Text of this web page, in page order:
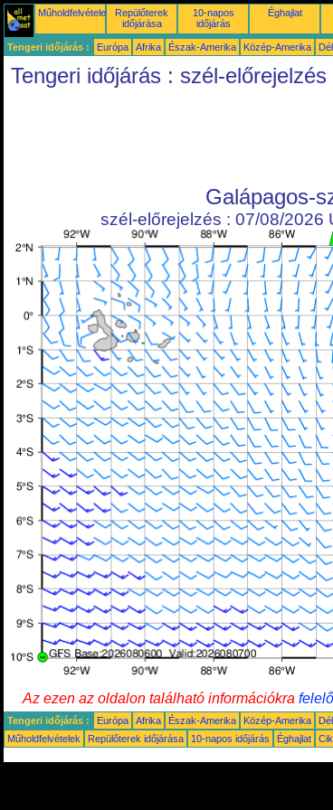
Műholdfelvételek
Repülőterek
időjárása
10-napos
időjárás
Éghajlat
Tengeri időjárás : Európa Afrika Észak-Amerika Közép-Amerika
Tengeri időjárás : szél-előrejelzés
Galápagos-
szél-előrejelzés : 07/08/2026
Az ezen az oldalon található információkra
Tengeri időjárás : Európa Afrika Észak-Amerika Közép-Amerika
Műholdfelvételek
Repülőterek időjárása 10-napos időjárás Éghajlat